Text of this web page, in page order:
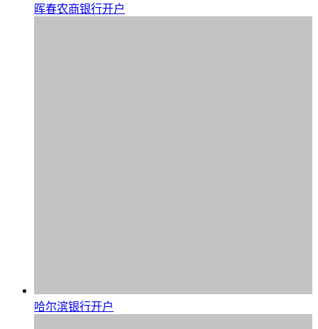
晖春农商银行开户
哈尔滨银行开户